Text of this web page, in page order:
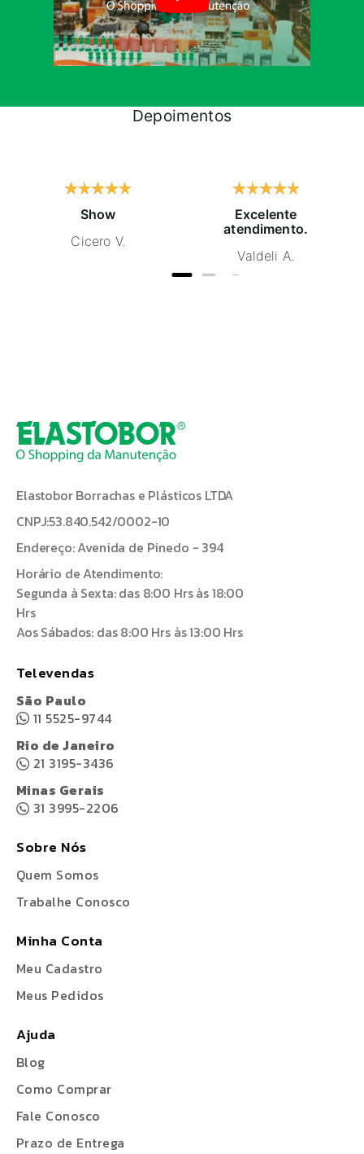
Depoimentos
Show
Cicero V.
Excelente
atendimento.
Valdeli A.
Elastobor Borrachas e Plásticos LTDA
CNPJ:53.840.542/0002-10
Endereço: Avenida de Pinedo - 394
Horário de Atendimento:
Segunda à Sexta: das 8:00 Hrs às 18:00
Hrs
Aos Sábados: das 8:00 Hrs às 13:00 Hrs
Televendas
São Paulo
11 5525-9744
Rio de Janeiro
21 3195-3436
Minas Gerais
31 3995-2206
Sobre Nós
Quem Somos
Trabalhe Conosco
Minha Conta
Meu Cadastro
Meus Pedidos
Ajuda
Blog
Como Comprar
Fale Conosco
Prazo de Entrega